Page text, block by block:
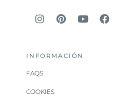
INFORMACIÓN
FAQS
COOKIES